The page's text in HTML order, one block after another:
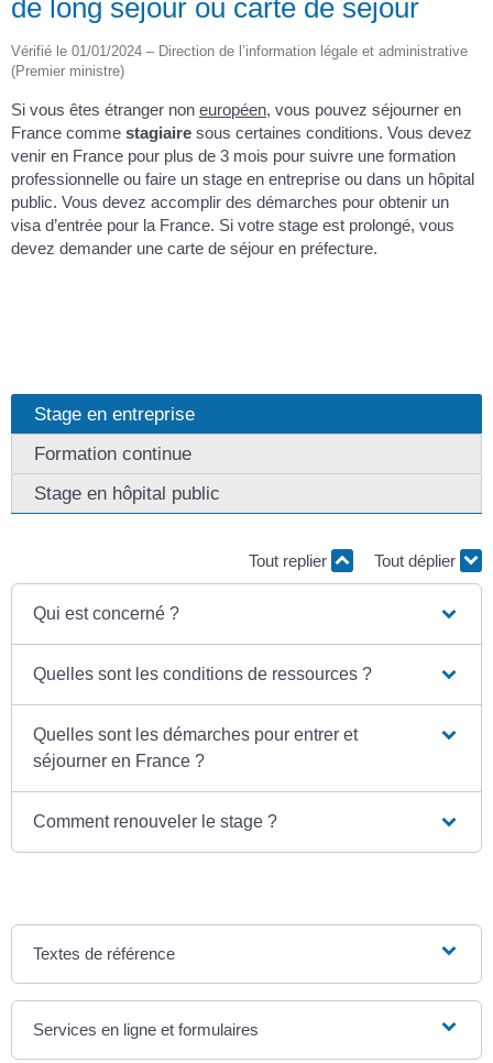
de long séjour ou carte de séjour
Vérifié le 01/01/2024 – Direction de l’information légale et administrative
(Premier ministre)
Si vous êtes étranger non européen, vous pouvez séjourner en
France comme stagiaire sous certaines conditions. Vous devez
venir en France pour plus de 3 mois pour suivre une formation
professionnelle ou faire un stage en entreprise ou dans un hôpital
public. Vous devez accomplir des démarches pour obtenir un
visa d’entrée pour la France. Si votre stage est prolongé, vous
devez demander une carte de séjour en préfecture.
Stage en entreprise
Formation continue
Stage en hôpital public
Tout replier Tout déplier
Qui est concerné ?
Quelles sont les conditions de ressources ?
Quelles sont les démarches pour entrer et
séjourner en France ?
Comment renouveler le stage ?
Textes de référence
Services en ligne et formulaires